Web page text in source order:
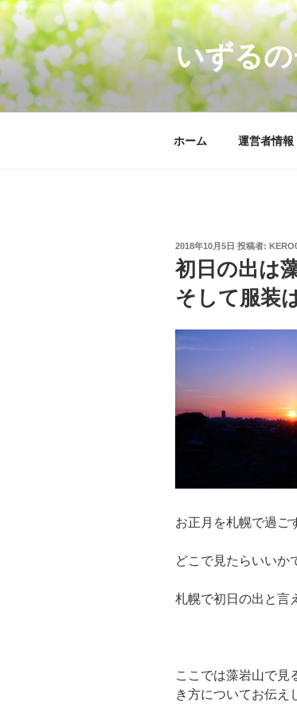
コ
テ
ン
ツ
へ
いずる
ホーム 運営者情報
投
稿
日:
2018年10月5日 投稿者:
初日の出は
そして服装
お正月を札幌で過ご
どこで見たらいいか
札幌で初日の出と言
ここでは藻岩山で見
き方についてお伝え